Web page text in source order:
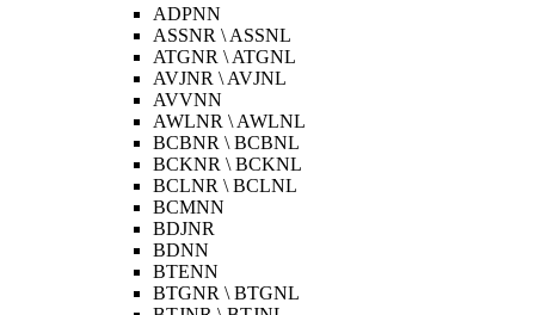
ADPNN
ASSNR \ ASSNL
ATGNR \ ATGNL
AVJNR \ AVJNL
AVVNN
AWLNR \ AWLNL
BCBNR \ BCBNL
BCKNR \ BCKNL
BCLNR \ BCLNL
BCMNN
BDJNR
BDNN
BTENN
BTGNR \ BTGNL